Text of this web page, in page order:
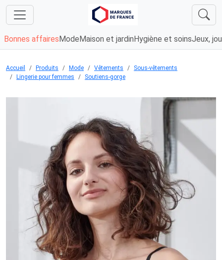
Bonnes affaires Mode Maison et jardin Hygiène et soinsJeux,
Accueil Produits Mode Vêtements
Sous-vêtements
Lingerie pour femmes
Soutiens-gorge